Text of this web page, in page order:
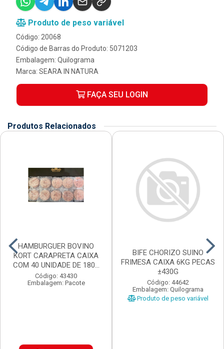
Produto de peso variável
Código: 20068
Código de Barras do Produto: 5071203
Embalagem: Quilograma
Marca: SEARA IN NATURA
FAÇA SEU LOGIN
Produtos Relacionados
HAMBURGUER BOVINO
KORT CARAPRETA CAIXA
COM 40 UNIDADE DE 180...
Código: 43430
Embalagem: Pacote
BIFE CHORIZO SUINO
FRIMESA CAIXA 6KG PECAS
±430G
Código: 44642
Embalagem: Quilograma
Produto de peso variável